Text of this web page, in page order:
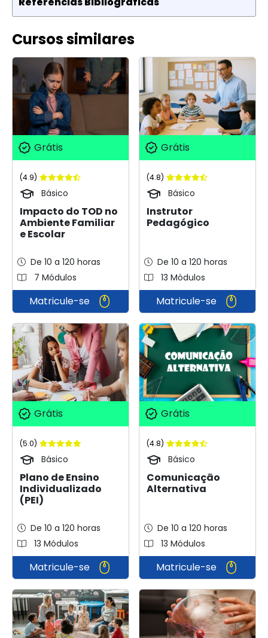
Cursos similares
Grátis
(4.9)
Básico
Impacto do TOD no
Ambiente Familiar
e Escolar
De 10 a 120 horas
7 Módulos
Matricule-se
Grátis
(4.8)
Básico
Instrutor
Pedagógico
De 10 a 120 horas
13 Módulos
Matricule-se
Grátis
(5.0)
Básico
Plano de Ensino
Individualizado
(PEI)
De 10 a 120 horas
13 Módulos
Matricule-se
Grátis
(4.8)
Básico
Comunicação
Alternativa
De 10 a 120 horas
13 Módulos
Matricule-se